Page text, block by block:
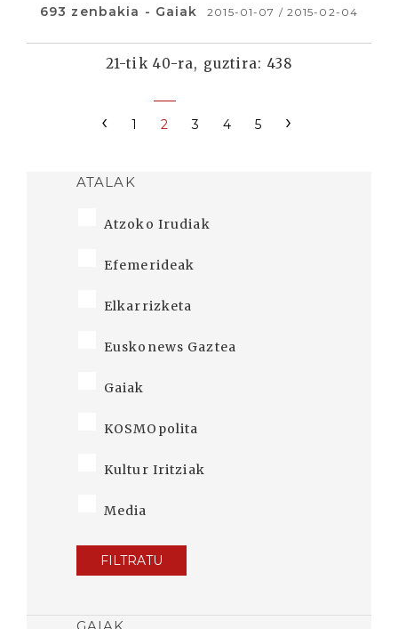
693 zenbakia - Gaiak 2015-01-07 / 2015-02-04
21-tik 40-ra, guztira: 438
‹ 1 2 3 4 5 ›
ATALAK
Atzoko Irudiak
Efemerideak
Elkarrizketa
Euskonews Gaztea
Gaiak
KOSMOpolita
Kultur Iritziak
Media
FILTRATU